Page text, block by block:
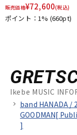
販売価格¥72,600(税込)
ポイント：1% (660pt)
Ikebe MUSIC
band HANADA /
GOODMAN[
]